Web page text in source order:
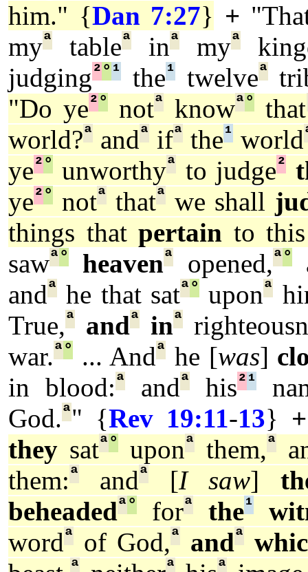
him." {Dan 7:27} +
myª tableªinªmyª
judging²° ¹ the¹twelveª
"Do ye²° notª knowª° that
world?ª andª ifª the¹ world
ye²° unworthyª to judge²
ye²° notª thatª we shall
things thatpertain to
sawª° heavenª opened,ª°
andª he that satª° uponª
True,ª andªinª
war.ª° ... Andª he [was]
in blood:ª andª his²¹
God.ª" {Rev 19:11-13} +
they satª° uponª them,ª
them:ª andª [I saw]
beheadedª° forª the¹
wordª of God,ª andª
ª ª ª